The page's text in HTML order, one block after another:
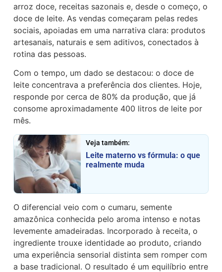
arroz doce, receitas sazonais e, desde o começo, o
doce de leite. As vendas começaram pelas redes
sociais, apoiadas em uma narrativa clara: produtos
artesanais, naturais e sem aditivos, conectados à
rotina das pessoas.
Com o tempo, um dado se destacou: o doce de
leite concentrava a preferência dos clientes. Hoje,
responde por cerca de 80% da produção, que já
consome aproximadamente 400 litros de leite por
mês.
Veja também:
Leite materno vs fórmula: o que
realmente muda
O diferencial veio com o cumaru, semente
amazônica conhecida pelo aroma intenso e notas
levemente amadeiradas. Incorporado à receita, o
ingrediente trouxe identidade ao produto, criando
uma experiência sensorial distinta sem romper com
a base tradicional. O resultado é um equilíbrio entre